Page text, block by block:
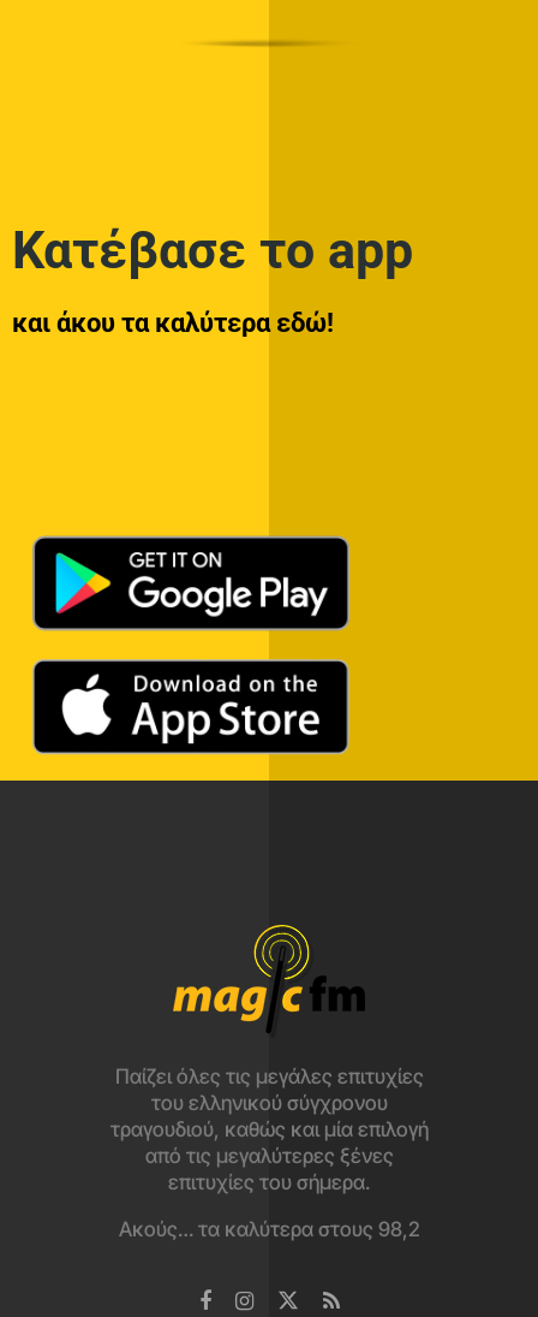
Κατέβασε το app
και άκου τα καλύτερα εδώ!
Παίζει όλες τις μεγάλες επιτυχίες
του ελληνικού σύγχρονου
τραγουδιού, καθώς και μία επιλογή
από τις μεγαλύτερες ξένες
επιτυχίες του σήμερα.
Ακούς… τα καλύτερα στους 98,2